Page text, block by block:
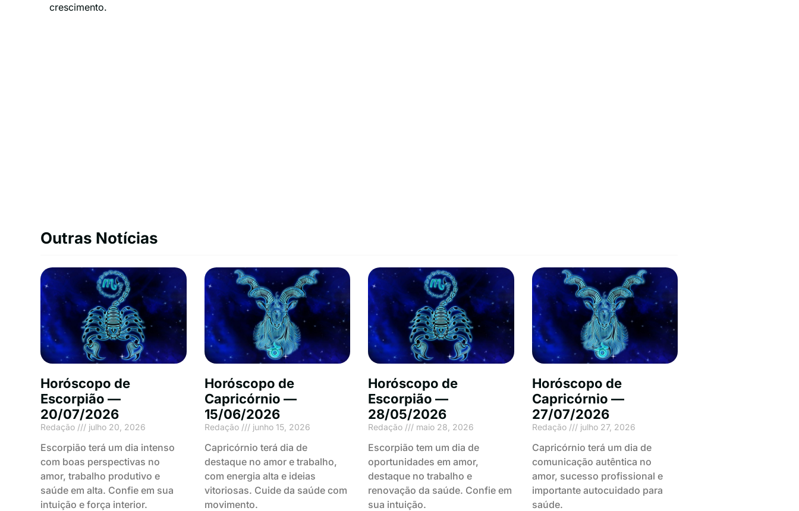
crescimento.
Outras Notícias
Horóscopo de
Escorpião —
20/07/2026
Redação julho 20, 2026
Escorpião terá um dia intenso
com boas perspectivas no
amor, trabalho produtivo e
saúde em alta. Confie em sua
intuição e força interior.
Horóscopo de
Capricórnio —
15/06/2026
Redação junho 15, 2026
Capricórnio terá dia de
destaque no amor e trabalho,
com energia alta e ideias
vitoriosas. Cuide da saúde com
movimento.
Horóscopo de
Escorpião —
28/05/2026
Redação maio 28, 2026
Escorpião tem um dia de
oportunidades em amor,
destaque no trabalho e
renovação da saúde. Confie em
sua intuição.
Horóscopo de
Capricórnio —
27/07/2026
Redação julho 27, 2026
Capricórnio terá um dia de
comunicação autêntica no
amor, sucesso profissional e
importante autocuidado para
saúde.